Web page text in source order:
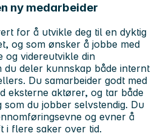
ny medarbeider
for å utvikle deg til en dyktig
og som ønsker å jobbe med
og videreutvikle din
du deler kunnskap både internt
Du samarbeider godt med
eksterne aktører, og tar både
som du jobber selvstendig. Du
og evner å
i flere saker over tid.